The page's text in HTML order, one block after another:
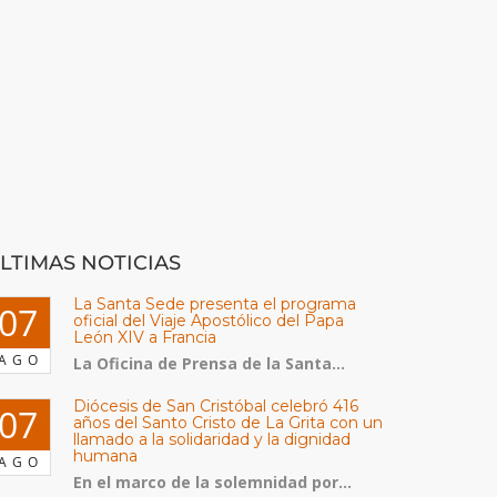
NOTICIAS
La Santa Sede presenta el programa
oficial del Viaje Apostólico del Papa
León XIV a Francia
La Oficina de Prensa de la Santa...
Diócesis de San Cristóbal celebró 416
años del Santo Cristo de La Grita con un
llamado a la solidaridad y la dignidad
humana
En el marco de la solemnidad por...